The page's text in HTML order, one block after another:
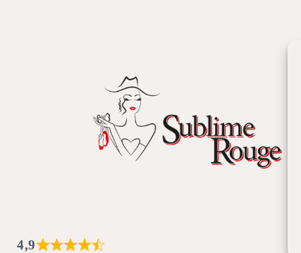
4,9